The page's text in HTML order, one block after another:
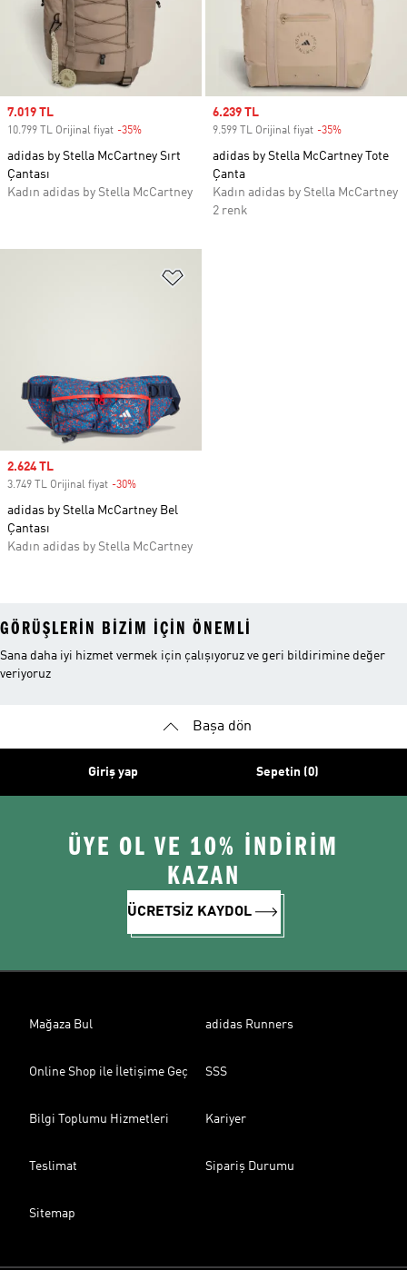
Sale price
7.019 TL
10.799 TL Orijinal fiyat -35%
adidas by Stella McCartney Sırt
Çantası
Kadın adidas by Stella McCartney
Sale price
6.239 TL
9.599 TL Orijinal fiyat -35%
adidas by Stella McCartney Tote
Çanta
Kadın adidas by Stella McCartney
2 renk
Sale price
2.624 TL
3.749 TL Orijinal fiyat -30%
adidas by Stella McCartney Bel
Çantası
Kadın adidas by Stella McCartney
GÖRÜŞLERIN BIZIM IÇIN ÖNEMLI
Sana daha iyi hizmet vermek için çalışıyoruz ve geri bildirimine değer
veriyoruz
Başa dön
Giriş yap Sepetin (0)
ÜYE OL VE 10% İNDİRİM
KAZAN
ÜCRETSİZ KAYDOL
Mağaza Bul adidas Runners
Online Shop ile İletişime Geç SSS
Bilgi Toplumu Hizmetleri Kariyer
Teslimat Sipariş Durumu
Sitemap